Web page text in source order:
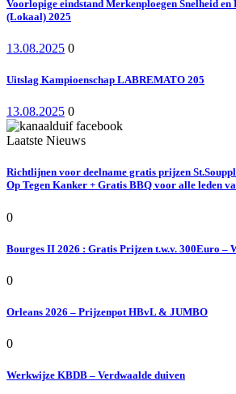
Voorlopige eindstand Merkenploegen Snelheid en
(Lokaal) 2025
13.08.2025 0
Uitslag Kampioenschap LABREMATO 205
13.08.2025 0
Laatste Nieuws
Richtlijnen voor deelname gratis prijzen
Op Tegen Kanker + Gratis BBQ voor alle leden
0
Bourges II 2026 : Gratis Prijzen t.w.v. 300Euro –
0
Orleans 2026 – Prijzenpot HBvL & JUMBO
0
Werkwijze KBDB – Verdwaalde duiven